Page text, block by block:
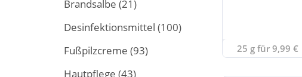
Brandsalbe (21)
Desinfektionsmittel (100)
Fußpilzcreme (93)
Hautpflege (43)
25 g für 9,99 €